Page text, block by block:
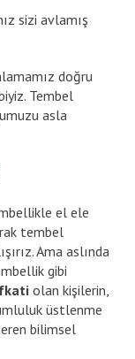
sizi avlamış
doğru
Tembel
asla
el ele
tembel
Ama aslında
gibi
olan kişilerin,
üstlenme
bilimsel